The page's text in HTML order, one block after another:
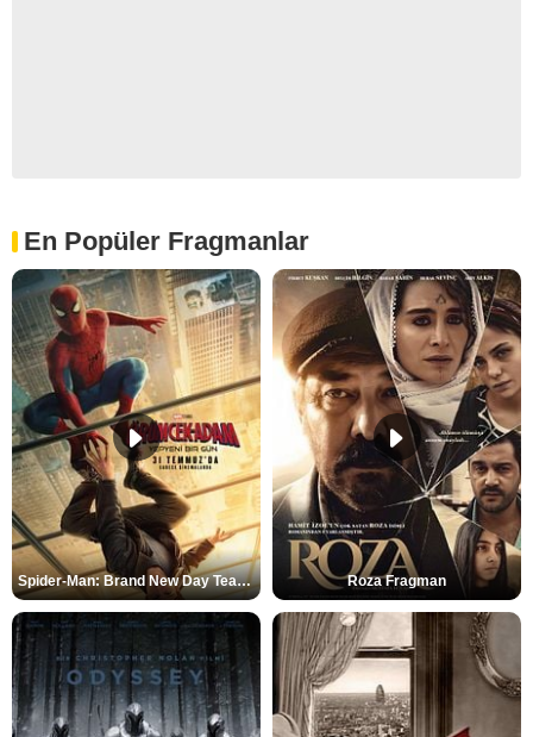
En Popüler Fragmanlar
Spider-Man: Brand New Day Teaser Roza Fragman